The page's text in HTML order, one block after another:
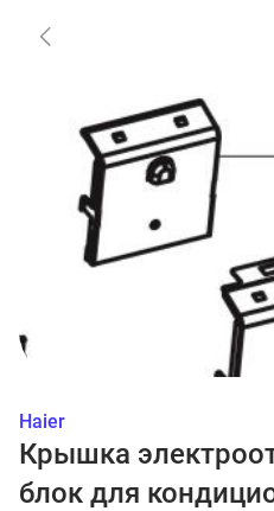
Haier
Крышка
блок для